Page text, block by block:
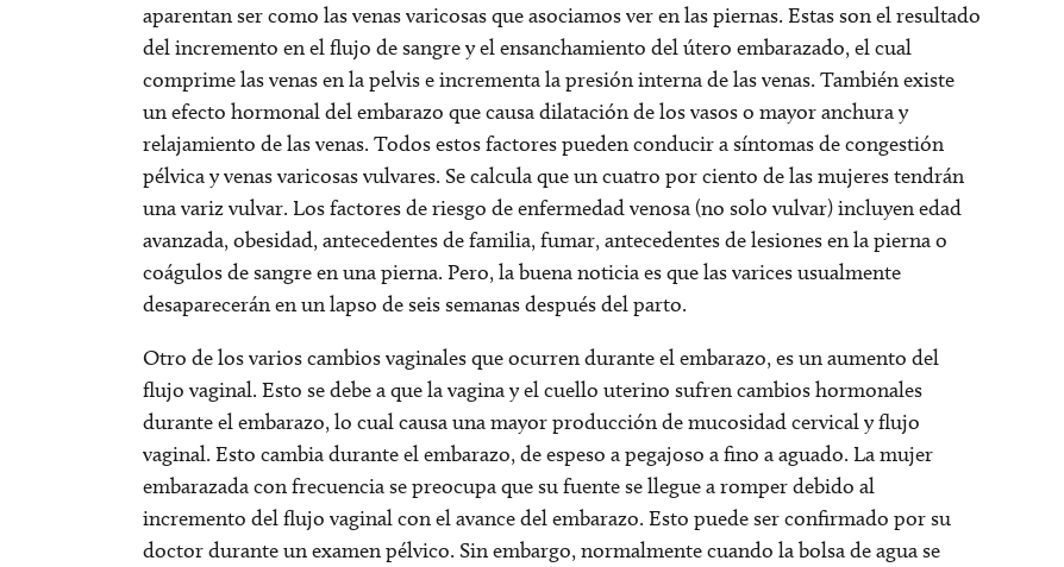
aparentan ser como las venas varicosas que asociamos ver en las piernas. Estas son el resultado
del incremento en el flujo de sangre y el ensanchamiento del útero embarazado, el cual
comprime las venas en la pelvis e incrementa la presión interna de las venas. También existe
un efecto hormonal del embarazo que causa dilatación de los vasos o mayor anchura y
relajamiento de las venas. Todos estos factores pueden conducir a síntomas de congestión
pélvica y venas varicosas vulvares. Se calcula que un cuatro por ciento de las mujeres tendrán
una variz vulvar. Los factores de riesgo de enfermedad venosa (no solo vulvar) incluyen edad
avanzada, obesidad, antecedentes de familia, fumar, antecedentes de lesiones en la pierna o
coágulos de sangre en una pierna. Pero, la buena noticia es que las varices usualmente
desaparecerán en un lapso de seis semanas después del parto.
Otro de los varios cambios vaginales que ocurren durante el embarazo, es un aumento del
flujo vaginal. Esto se debe a que la vagina y el cuello uterino sufren cambios hormonales
durante el embarazo, lo cual causa una mayor producción de mucosidad cervical y flujo
vaginal. Esto cambia durante el embarazo, de espeso a pegajoso a fino a aguado. La mujer
embarazada con frecuencia se preocupa que su fuente se llegue a romper debido al
incremento del flujo vaginal con el avance del embarazo. Esto puede ser confirmado por su
doctor durante un examen pélvico. Sin embargo, normalmente cuando la bolsa de agua se